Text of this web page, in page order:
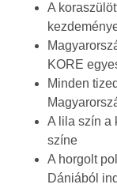
A
KORE
Minden
A lila szín a
színe
A horgolt
Dániából